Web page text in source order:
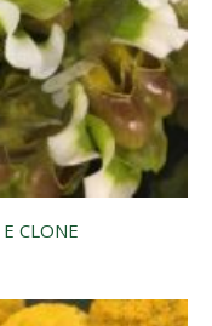
CLONE